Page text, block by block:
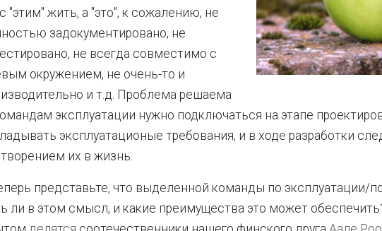
"этим" жить, а "это", к сожалению, не
задокументировано, не
не всегда совместимо с
окружением, не очень-то и
и т.д. Проблема решаема
эксплуатации нужно подключаться на этапе
эксплуатационые требования, и в ходе разработки
их в жизнь.
представьте, что выделенной команды по эксплуатации/
ли в этом смысл, и какие преимущества это может